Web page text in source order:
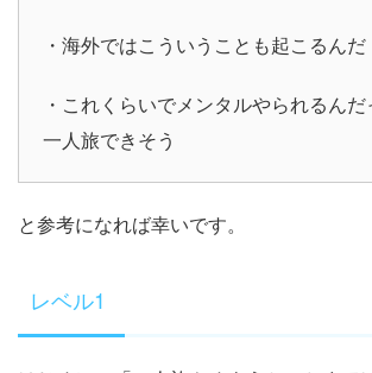
・海外ではこういうことも起こるんだ
・これくらいでメンタルやられるん
一人旅できそう
と参考になれば幸いです。
レベル1